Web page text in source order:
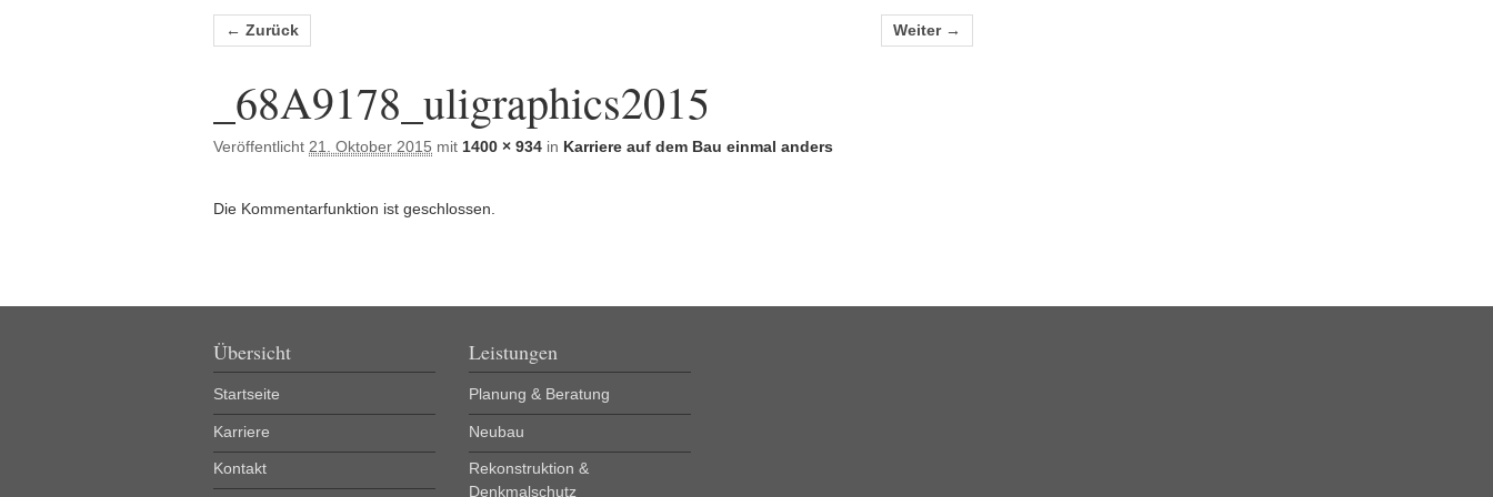
Bilder-Navigation
← Zurück Weiter →
_68A9178_uligraphics2015
Veröffentlicht 21. Oktober 2015 mit 1400 × 934 in Karriere auf dem Bau einmal anders
Die Kommentarfunktion ist geschlossen.
Übersicht
Startseite
Karriere
Kontakt
Leistungen
Planung & Beratung
Neubau
Rekonstruktion &
Denkmalschutz